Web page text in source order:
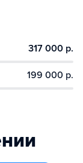
317 000 р.
199 000 р.